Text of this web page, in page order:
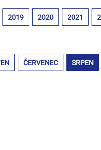
2019 2020 2021
ČERVENEC SRPEN